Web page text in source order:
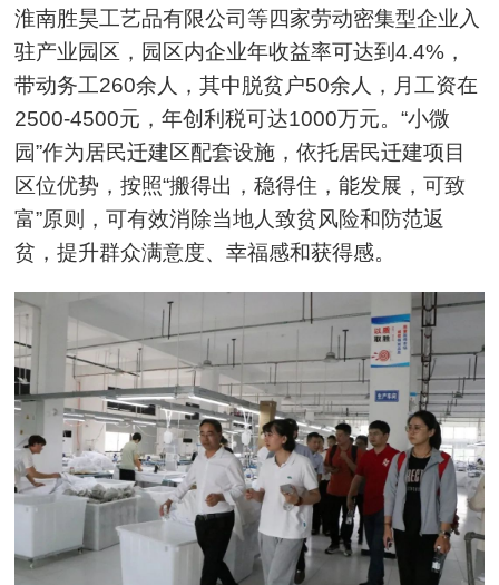
淮南胜昊工艺品有限公司等四家劳动密集型企业入
驻产业园区，园区内企业年收益率可达到4.4%，
带动务工260余人，其中脱贫户50余人，月工资在
2500-4500元，年创利税可达1000万元。“小微
园”作为居民迁建区配套设施，依托居民迁建项目
区位优势，按照“搬得出，稳得住，能发展，可致
富”原则，可有效消除当地人致贫风险和防范返
贫，提升群众满意度、幸福感和获得感。